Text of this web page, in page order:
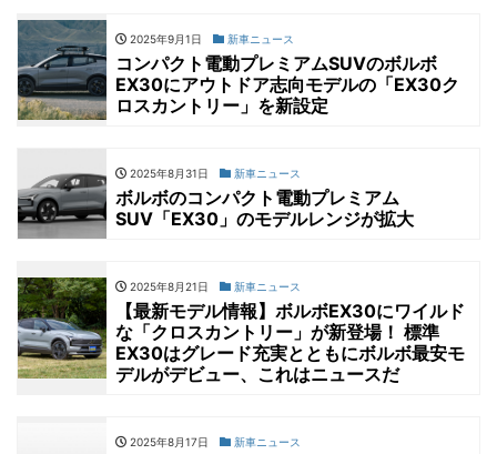
2025年9月1日 新車ニュース
コンパクト電動プレミアムSUVのボルボ
EX30にアウトドア志向モデルの「EX30ク
ロスカントリー」を新設定
2025年8月31日 新車ニュース
ボルボのコンパクト電動プレミアム
SUV「EX30」のモデルレンジが拡大
2025年8月21日 新車ニュース
【最新モデル情報】ボルボEX30にワイルド
な「クロスカントリー」が新登場！ 標準
EX30はグレード充実とともにボルボ最安モ
デルがデビュー、これはニュースだ
2025年8月17日 新車ニュース